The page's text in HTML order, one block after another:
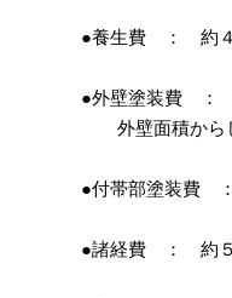
●養生費 ： 約４
●外壁塗装費 ：
外壁面積からし
●付帯部塗装費
●諸経費 ： 約